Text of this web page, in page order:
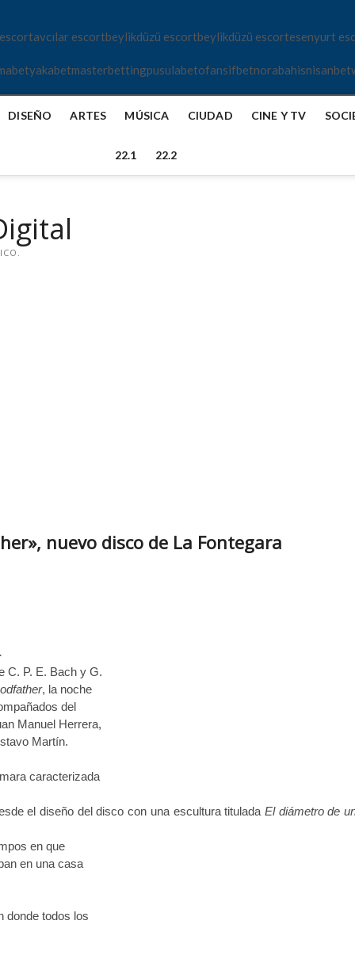
avcılar escortbeylikdüzü escortbeylikdüzü escortesenyurt
yakabetmasterbettingpusulabetofansifbetnorabahisnisanbet
DISEÑO ARTES MÚSICA CIUDAD CINE Y TV
22.1 22.2
nuevo disco de La Fontegara
C. P. E. Bach y G.
, la noche
del
Manuel Herrera,
Martín.
caracterizada
el diseño del disco con una escultura titulada El diámetro de
en que
en una casa
donde todos los